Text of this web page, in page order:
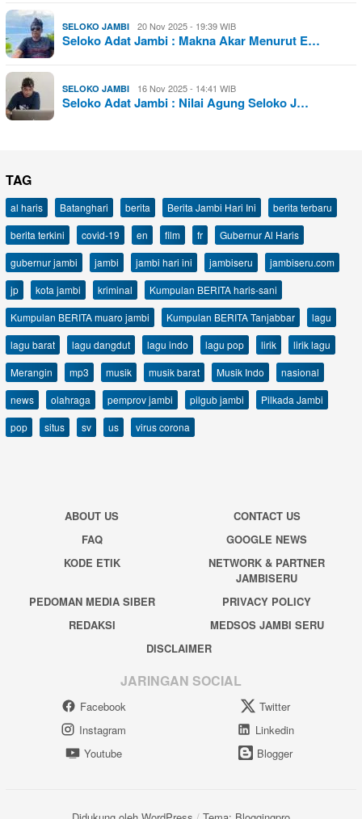
SELOKO JAMBI 20 Nov 2025 - 19:39 WIB
Seloko Adat Jambi : Makna Akar Menurut E…
SELOKO JAMBI 16 Nov 2025 - 14:41 WIB
Seloko Adat Jambi : Nilai Agung Seloko J…
TAG
al haris Batanghari berita Berita Jambi Hari Ini
berita terbaru
berita terkini
covid-19 en film fr
Gubernur Al Haris
gubernur jambi
jambi jambi hari ini jambiseru
jambiseru.com
jp
kota jambi kriminal
Kumpulan BERITA haris-sani
Kumpulan BERITA muaro jambi
Kumpulan BERITA Tanjabbar
lagu
lagu barat
lagu dangdut lagu indo lagu pop lirik
lirik lagu
Merangin
mp3 musik musik barat Musik Indo
nasional
news
olahraga pemprov jambi pilgub jambi
Pilkada Jambi
pop
situs sv us virus corona
ABOUT US
CONTACT US
FAQ
GOOGLE NEWS
KODE ETIK
NETWORK & PARTNER
JAMBISERU
PEDOMAN MEDIA SIBER
PRIVACY POLICY
REDAKSI
MEDSOS JAMBI SERU
DISCLAIMER
JARINGAN SOCIAL
Facebook
Twitter
Instagram
Linkedin
Youtube
Blogger